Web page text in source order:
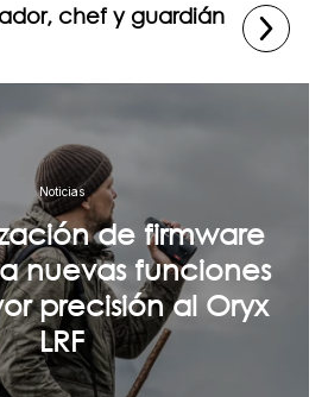
chef y guardián
Noticias
de firmware
nuevas funciones
precisión al Oryx
LRF